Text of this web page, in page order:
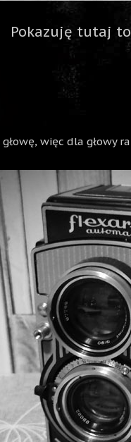
Pokazuję tutaj
więc dla głowy